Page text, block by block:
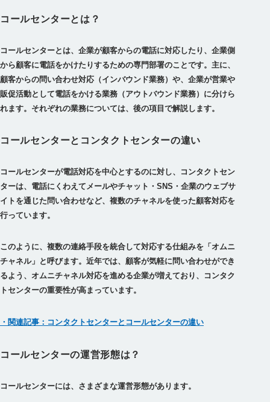
コールセンターとは？
コールセンターとは、 企業が顧客からの電話に対応したり、企業側
から顧客に電話をかけたりするための専門部署のことです。主に、
顧客からの問い合わせ対応（インバウンド業務）や、企業が営業や
販促活動として電話をかける業務（アウトバウンド業務）に分けら
れます。それぞれの業務については、後の項目で解説します。
コールセンターとコンタクトセンターの違い
コールセンターが電話対応を中心とするのに対し、コンタクトセン
ターは、電話にくわえてメールやチャット・SNS・企業のウェブサ
イトを通じた問い合わせなど、複数のチャネルを使った顧客対応を
行っています。
このように、複数の連絡手段を統合して対応する仕組みを「オムニ
チャネル」と呼びます。 近年では、顧客が気軽に問い合わせができ
るよう、オムニチャネル対応を進める企業が増えており、コンタク
トセンターの重要性が高まっています。
・関連記事：コンタクトセンターとコールセンターの違い
コールセンターの運営形態は？
コールセンターには、さまざまな運営形態があります。